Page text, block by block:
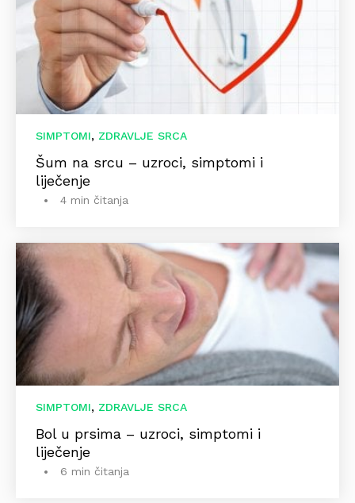
SIMPTOMI, ZDRAVLJE SRCA
Šum na srcu – uzroci, simptomi i
liječenje
4 min čitanja
SIMPTOMI, ZDRAVLJE SRCA
Bol u prsima – uzroci, simptomi i
liječenje
6 min čitanja